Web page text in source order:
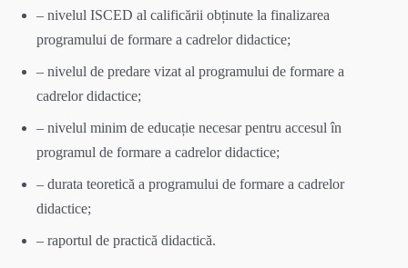
– nivelul ISCED al calificării obținute la finalizarea
programului de formare a cadrelor didactice;
– nivelul de predare vizat al programului de formare a
cadrelor didactice;
– nivelul minim de educație necesar pentru accesul în
programul de formare a cadrelor didactice;
– durata teoretică a programului de formare a cadrelor
didactice;
– raportul de practică didactică.